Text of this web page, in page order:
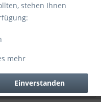
stehen Ihnen
mehr
Einverstanden